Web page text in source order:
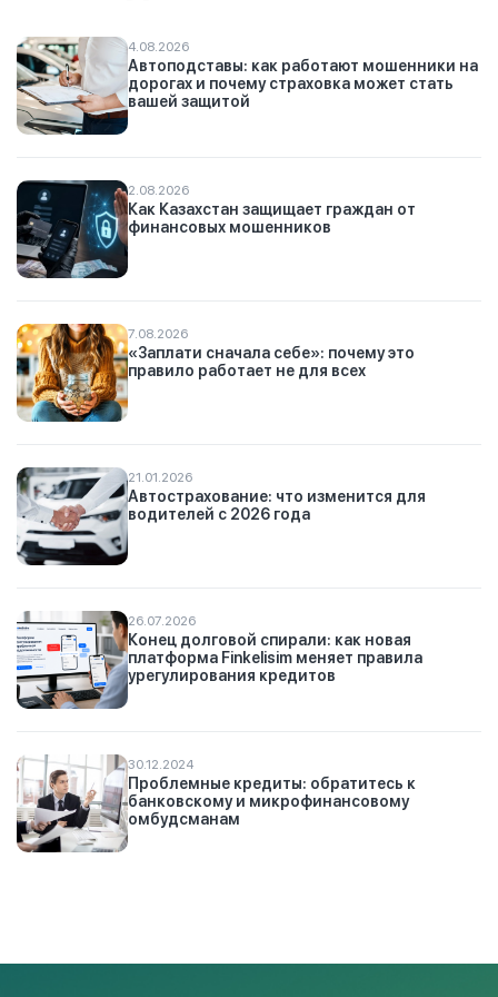
4.08.2026
Автоподставы: как работают мошенники на
дорогах и почему страховка может стать
вашей защитой
2.08.2026
Как Казахстан защищает граждан от
финансовых мошенников
7.08.2026
«Заплати сначала себе»: почему это
правило работает не для всех
21.01.2026
Автострахование: что изменится для
водителей с 2026 года
26.07.2026
Конец долговой спирали: как новая
платформа Finkelisim меняет правила
урегулирования кредитов
30.12.2024
Проблемные кредиты: обратитесь к
банковскому и микрофинансовому
омбудсманам